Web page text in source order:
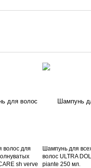
волос для
sh verve
Шампунь для
волос ULTRA
piante 250 мл.